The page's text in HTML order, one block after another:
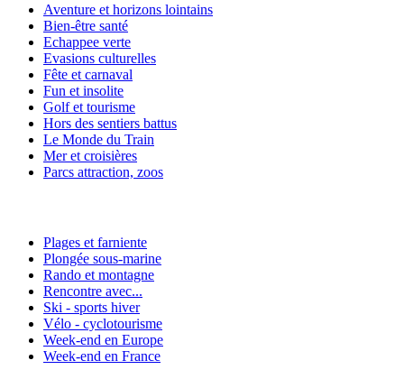
Aventure et horizons lointains
Bien-être santé
Echappee verte
Evasions culturelles
Fête et carnaval
Fun et insolite
Golf et tourisme
Hors des sentiers battus
Le Monde du Train
Mer et croisières
Parcs attraction, zoos
Plages et farniente
Plongée sous-marine
Rando et montagne
Rencontre avec...
Ski - sports hiver
Vélo - cyclotourisme
Week-end en Europe
Week-end en France